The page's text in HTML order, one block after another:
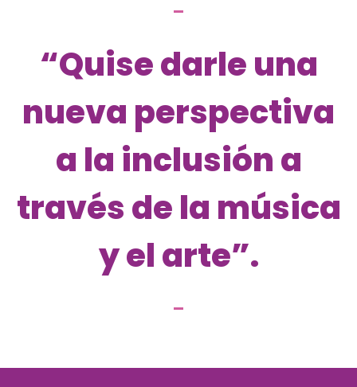
“Quise darle una
nueva perspectiva
a la inclusión a
través de la música
y el arte”.